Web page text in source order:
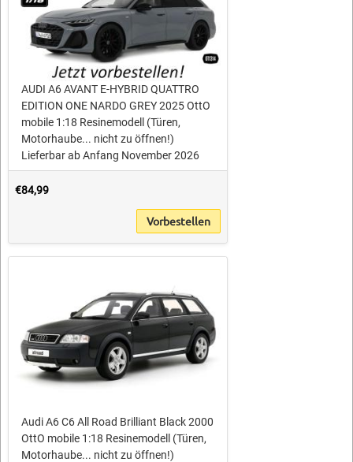
AUDI A6 AVANT E-HYBRID QUATTRO
EDITION ONE NARDO GREY 2025 OttO
mobile 1:18 Resinemodell (Türen,
Motorhaube... nicht zu öffnen!)
Lieferbar ab Anfang November 2026
€84,99
Vorbestellen
Audi A6 C6 All Road Brilliant Black 2000
OttO mobile 1:18 Resinemodell (Türen,
Motorhaube... nicht zu öffnen!)